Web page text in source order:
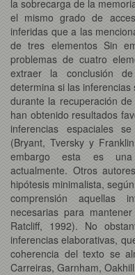
la sobrecarga de la
el mismo grado de
inferidas que a las
de tres elementos Sin
problemas de cuatro
extraer la conclusión
determina si las
durante la recuperación
han obtenido resultados
inferencias espaciales
(Bryant, Tversky y
embargo esta es una
actualmente. Otros
hipótesis minimalista,
comprensión aquellas
necesarias para
Ratcliff, 1992). No
inferencias elaborativas,
coherencia del texto se
Carreiras, Garnham,